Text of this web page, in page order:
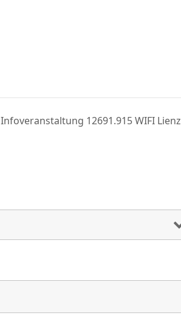
Infoveranstaltung 12691.915 WIFI Lienz